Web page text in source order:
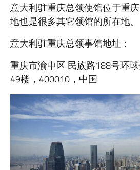
意大利驻重庆总领使馆位于重
地也是很多其它领馆的所在地。
意大利驻重庆总领事馆地址：
重庆市渝中区 民族路188号环球
49楼，400010，中国